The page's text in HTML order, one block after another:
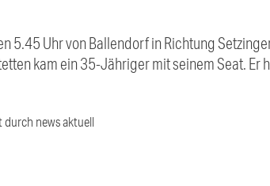
5.45 Uhr von Ballendorf in Richtung
kam ein 35-Jähriger mit seinem Seat. Er
news aktuell